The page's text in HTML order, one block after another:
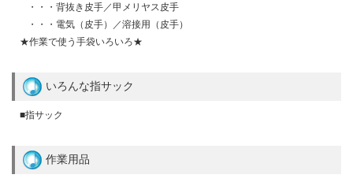
・・・背抜き皮手／甲メリヤス皮手
・・・電気（皮手）／溶接用（皮手）
★作業で使う手袋いろいろ★
いろんな指サック
■指サック
作業用品